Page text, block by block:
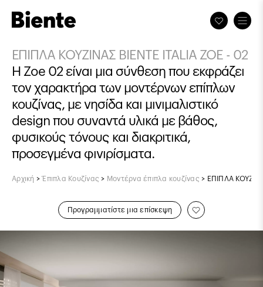
ΕΠΙΠΛΑ ΚΟΥΖΙΝΑΣ BIENTE ITALIA ZOE - 02
Η Zoe 02 είναι μια σύνθεση που εκφράζει
τον χαρακτήρα των μοντέρνων επίπλων
κουζίνας, με νησίδα και μινιμαλιστικό
design που συναντά υλικά με βάθος,
φυσικούς τόνους και διακριτικά,
προσεγμένα φινιρίσματα.
Αρχική >Έπιπλα Κουζίνας > Μοντέρνα έπιπλα κουζίνας > ΕΠΙΠΛΑ
Προγραμματίστε μια επίσκεψη